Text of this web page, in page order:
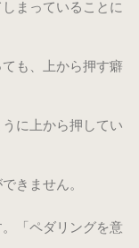
まっていることに
も、上から押す癖
に上から押してい
きません。
「ペダリングを意